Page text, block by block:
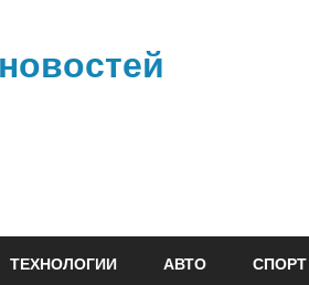
ТЕХНОЛОГИИ АВТО СПОРТ